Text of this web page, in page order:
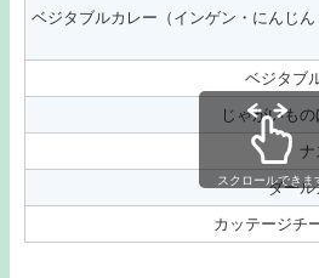
ベジタブルカレー（インゲン・にんじ
ベジタブ
じゃがいも
ナ
ダール
カッテージチ
スクロールできま